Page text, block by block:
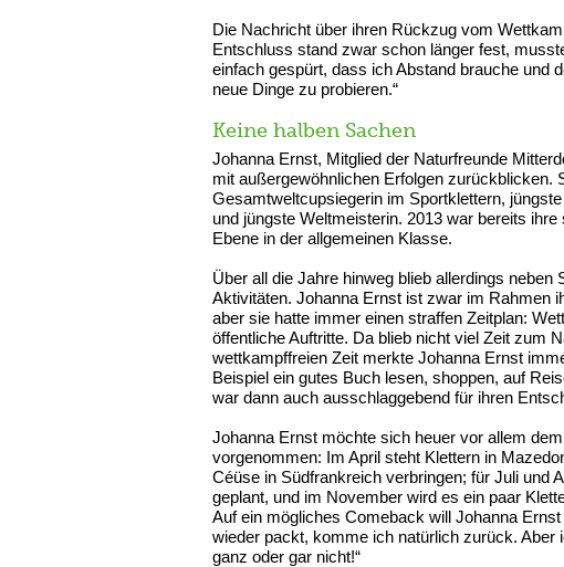
Die Nachricht über ihren Rückzug vom
Entschluss stand zwar schon länger fest,
einfach gespürt, dass ich Abstand brauche und
neue Dinge zu probieren.“
Keine halben Sachen
Johanna Ernst, Mitglied der Naturfreunde
mit außergewöhnlichen Erfolgen zurückblicken.
Gesamtweltcupsiegerin im Sportklettern,
und jüngste Weltmeisterin. 2013 war bereits
Ebene in der allgemeinen Klasse.
Über all die Jahre hinweg blieb allerdings
Aktivitäten. Johanna Ernst ist zwar im Rahmen
aber sie hatte immer einen straffen Zeitplan:
öffentliche Auftritte. Da blieb nicht viel Zeit zum
wettkampffreien Zeit merkte Johanna Ernst
Beispiel ein gutes Buch lesen, shoppen, auf
war dann auch ausschlaggebend für ihren
Johanna Ernst möchte sich heuer vor allem
vorgenommen: Im April steht Klettern in
Céüse in Südfrankreich verbringen; für Juli und
geplant, und im November wird es ein paar
Auf ein mögliches Comeback will Johanna
wieder packt, komme ich natürlich zurück.
ganz oder gar nicht!“